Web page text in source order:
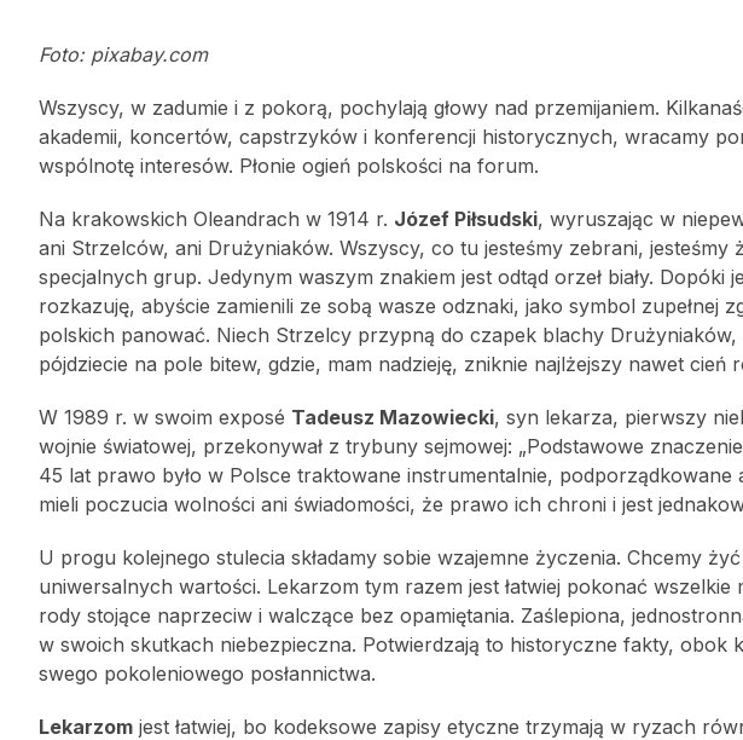
Foto: pixabay.com
Wszyscy, w zadumie i z pokorą, pochylają głowy nad przemijaniem.
akademii, koncertów, capstrzyków i konferencji historycznych, wracamy
wspólnotę interesów. Płonie ogień polskości na forum.
Na krakowskich Oleandrach w 1914 r. Józef Piłsudski, wyruszając w
ani Strzelców, ani Drużyniaków. Wszyscy, co tu jesteśmy zebrani, jesteśmy
specjalnych grup. Jedynym waszym znakiem jest odtąd orzeł biały.
rozkazuję, abyście zamienili ze sobą wasze odznaki, jako symbol zupełnej
polskich panować. Niech Strzelcy przypną do czapek blachy Drużyniaków,
pójdziecie na pole bitew, gdzie, mam nadzieję, zniknie najlżejszy nawet cień
W 1989 r. w swoim exposé Tadeusz Mazowiecki, syn lekarza, pierwszy
wojnie światowej, przekonywał z trybuny sejmowej: „Podstawowe
45 lat prawo było w Polsce traktowane instrumentalnie,
mieli poczucia wolności ani świadomości, że prawo ich chroni i jest
U progu kolejnego stulecia składamy sobie wzajemne życzenia. Chcemy
uniwersalnych wartości. Lekarzom tym razem jest łatwiej pokonać wszelkie
rody stojące naprzeciw i walczące bez opamiętania. Zaślepiona,
w swoich skutkach niebezpieczna. Potwierdzają to historyczne fakty, obok
swego pokoleniowego posłannictwa.
Lekarzom jest łatwiej, bo kodeksowe zapisy etyczne trzymają w ryzach